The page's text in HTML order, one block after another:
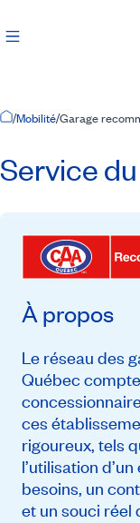
Accueil
/Mobilité/Garage
Service
À propos
Le réseau des
Québec
ces
rigoureux, tels
l’utilisation
besoins, un
et un souci réel